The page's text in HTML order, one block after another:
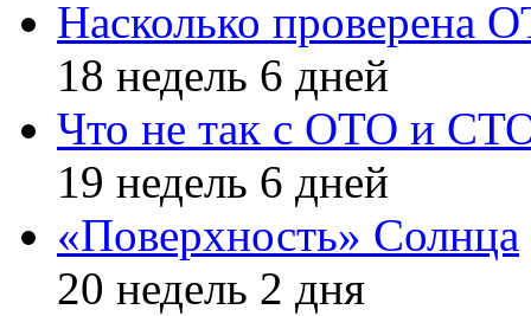
Насколько проверена
18 недель 6 дней
Что не так с ОТО и
19 недель 6 дней
«Поверхность» Солнца
20 недель 2 дня